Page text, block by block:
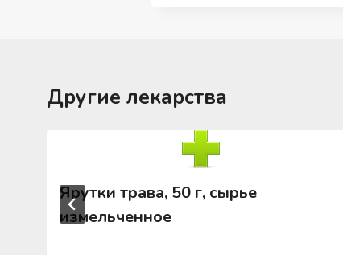
Другие лекарства
Ярутки трава, 50 г, сырье
измельченное